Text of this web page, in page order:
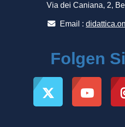
Via dei Caniana, 2,
Email :
Folgen